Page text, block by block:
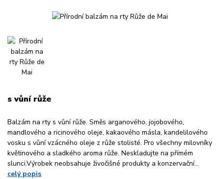
s vůní růže
Balzám na rty s vůní růže. Směs arganového, jojobového,
mandlového a ricinového oleje, kakaového másla, kandelilového
vosku s vůní vzácného oleje z růže stolisté. Pro všechny milovníky
květinového a sladkého aroma růže. Neskladujte na přímém
slunci.Výrobek neobsahuje živočišné produkty a konzervační...
celý popis